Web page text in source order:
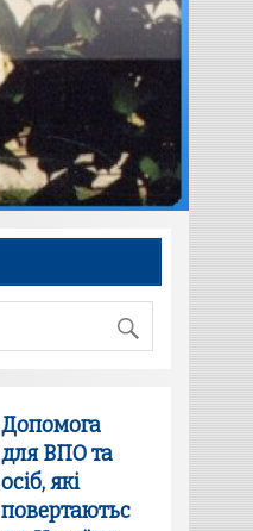
Допомога
для ВПО та
осіб, які
повертаютьс